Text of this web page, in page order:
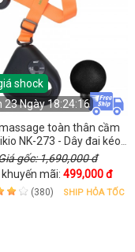
shock
23 Ngày 18:24:14
toàn thân cầm
NK-273 - Dây đai kéo
với tới lưng và vai gáy dễ
dàng
gốc: 1,690,000 đ
khuyến mãi: 499,000 đ
(380) SHIP HỎA TỐC